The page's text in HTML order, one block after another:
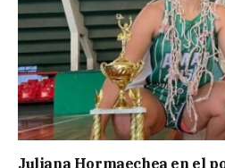
Juliana Hormaechea en el